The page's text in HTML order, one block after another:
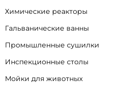
Химические реакторы
Гальванические ванны
Промышленные сушилки
Инспекционные столы
Мойки для животных